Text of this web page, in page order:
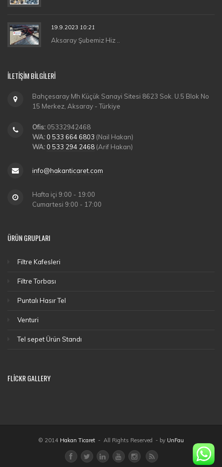
19.9.2023 10:21
Aksaray Şubemiz Hiz ..
İLETIŞIM BILGILERI
Bahçesaray Mh Küçük Sanayi Sitesi 8623 Sok. U.5 Blok No
15 Merkez, Aksaray - Türkiye
Ofis: 05332942468
WA: 0 533 664 6803 (Nail Hakan)
WA: 0 533 294 2468 (Arif Hakan)
info@hakanticaret.com
Hafta içi 9:00 - 19:00
Cumartesi 9:00 - 17:00
ÜRÜN GRUPLARI
Filtre Kafesleri
Filtre Torbası
Puntalı Hasır Tel
Venturi
Tel sepet Ürün Standı
FLICKR GALLERY
© 2014 Hakan Ticaret - All Rights Reserved - by UnFau